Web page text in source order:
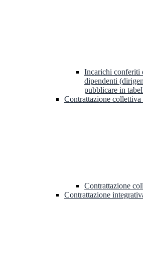
Incarichi conferiti
dipendenti
pubblicare in
Contrattazione collettiva
Contrattazione
Contrattazione